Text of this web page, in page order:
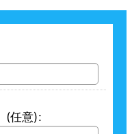
(任意):